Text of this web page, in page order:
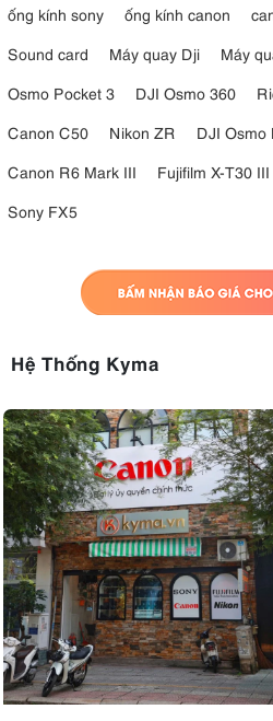
ống kính sony
ống kính canon
Sound card
Máy quay Dji Máy
Osmo Pocket 3
DJI Osmo 360
Canon C50
Nikon ZR DJI Osmo
Canon R6 Mark III
Fujifilm X-T30 III
Sony FX5
Hệ Thống Kyma